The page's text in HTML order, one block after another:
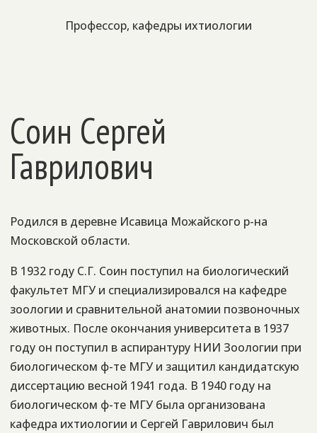
Профессор, кафедры ихтиологии
Соин Сергей
Гаврилович
Родился в деревне Исавица Можайского р-на
Московской области.
В 1932 году С.Г. Соин поступил на биологический
факультет МГУ и специализировался на кафедре
зоологии и сравнительной анатомии позвоночных
животных. После окончания университета в 1937
году он поступил в аспирантуру НИИ Зоологии при
биологическом ф-те МГУ и защитил кандидатскую
диссертацию весной 1941 года. В 1940 году на
биологическом ф-те МГУ была организована
кафедра ихтиологии и Сергей Гаврилович был